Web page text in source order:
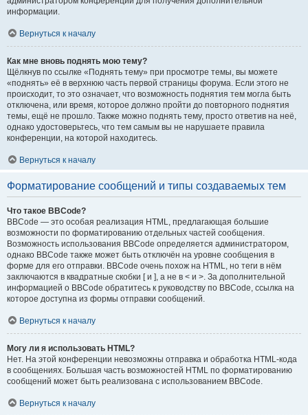
информации.
Вернуться к началу
Как мне вновь поднять мою тему?
Щёлкнув по ссылке «Поднять тему» при просмотре темы, вы можете
«поднять» её в верхнюю часть первой страницы форума. Если этого не
происходит, то это означает, что возможность поднятия тем могла быть
отключена, или время, которое должно пройти до повторного поднятия
темы, ещё не прошло. Также можно поднять тему, просто ответив на неё,
однако удостоверьтесь, что тем самым вы не нарушаете правила
конференции, на которой находитесь.
Вернуться к началу
Форматирование сообщений и типы создаваемых тем
Что такое BBCode?
BBCode — это особая реализация HTML, предлагающая большие
возможности по форматированию отдельных частей сообщения.
Возможность использования BBCode определяется администратором,
однако BBCode также может быть отключён на уровне сообщения в
форме для его отправки. BBCode очень похож на HTML, но теги в нём
заключаются в квадратные скобки [ и ], а не в < и >. За дополнительной
информацией о BBCode обратитесь к руководству по BBCode, ссылка на
которое доступна из формы отправки сообщений.
Вернуться к началу
Могу ли я использовать HTML?
Нет. На этой конференции невозможны отправка и обработка HTML-кода
в сообщениях. Большая часть возможностей HTML по форматированию
сообщений может быть реализована с использованием BBCode.
Вернуться к началу